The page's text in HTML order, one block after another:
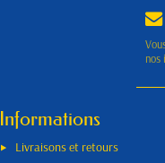
nos
Informations
Livraisons et retours